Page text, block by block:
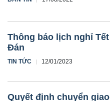
Thông báo lịch nghỉ
Đán
TIN TỨC 12/01/2023
Quyết định chuyển